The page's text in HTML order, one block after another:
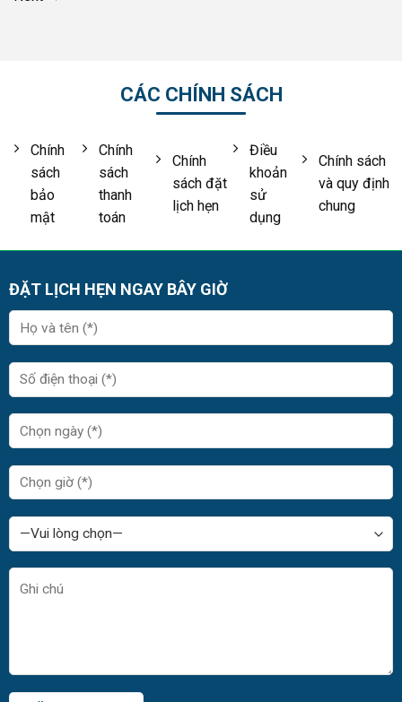
CÁC CHÍNH SÁCH
Chính
sách
bảo
mật
Chính
sách
thanh
toán
Chính
sách đặt
lịch hẹn
Điều
khoản
sử
dụng
Chính sách
và quy định
chung
ĐẶT LỊCH HẸN NGAY BÂY GIỜ